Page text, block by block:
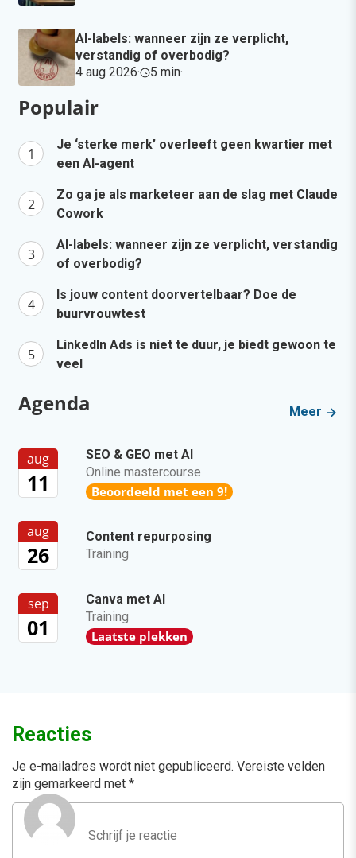
AI-labels: wanneer zijn ze verplicht,
verstandig of overbodig?
4 aug 2026· 5 min·
Populair
Je ‘sterke merk’ overleeft geen kwartier met
een AI-agent
Zo ga je als marketeer aan de slag met Claude
Cowork
AI-labels: wanneer zijn ze verplicht, verstandig
of overbodig?
Is jouw content doorvertelbaar? Doe de
buurvrouwtest
LinkedIn Ads is niet te duur, je biedt gewoon te
veel
Agenda Meer
aug
11
SEO & GEO met AI
Online mastercourse
Beoordeeld met een 9!
aug
26
Content repurposing
Training
sep
01
Canva met AI
Training
Laatste plekken
Reacties
Je e-mailadres wordt niet gepubliceerd. Vereiste velden
zijn gemarkeerd met *